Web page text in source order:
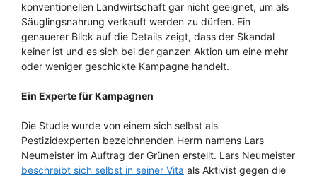
konventionellen Landwirtschaft gar nicht geeignet, um als
Säuglingsnahrung verkauft werden zu dürfen. Ein
genauerer Blick auf die Details zeigt, dass der Skandal
keiner ist und es sich bei der ganzen Aktion um eine mehr
oder weniger geschickte Kampagne handelt.
Ein Experte für Kampagnen
Die Studie wurde von einem sich selbst als
Pestizidexperten bezeichnenden Herrn namens Lars
Neumeister im Auftrag der Grünen erstellt. Lars Neumeister
beschreibt sich selbst in seiner Vita als Aktivist gegen die